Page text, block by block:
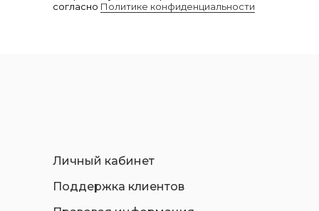
согласно Политике конфиденциальности
Личный кабинет
Поддержка клиентов